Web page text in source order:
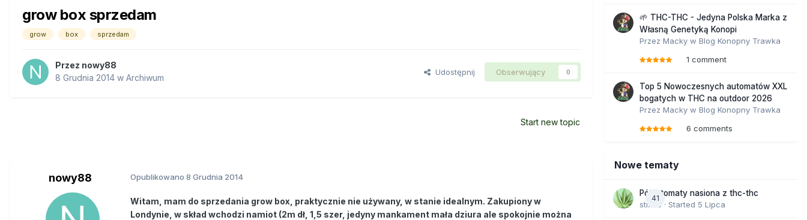
grow box sprzedam
grow box sprzedam
Przez nowy88
8 Grudnia 2014 w Archiwum
Udostępnij Obserwujący 0
Start new topic
nowy88 Opublikowano 8 Grudnia 2014
Witam, mam do sprzedania grow box, praktycznie nie używany, w stanie idealnym. Zakupiony w
Londynie, w skład wchodzi namiot (2m dł, 1,5 szer, jedyny mankament mała dziura ale spokojnie można
🌱 THC-THC - Jedyna Polska Marka z
Własną Genetyką Konopi
Przez Macky w Blog Konopny Trawka
1 comment
Top 5 Nowoczesnych automatów XXL
bogatych w THC na outdoor 2026
Przez Macky w Blog Konopny Trawka
6 comments
Nowe tematy
41
Półautomaty nasiona z thc-thc
stix33 · Started 5 Lipca